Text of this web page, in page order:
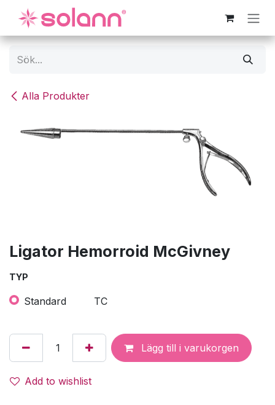
Hoppa till innehåll
Alla Produkter
Ligator Hemorroid McGivney
TYP
Standard TC
Lägg till i varukorgen
Add to wishlist